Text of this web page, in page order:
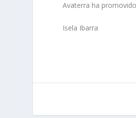
Avaterra ha
Isela Ibarra